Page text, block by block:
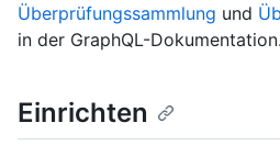
Überprüfungssammlung und
in der GraphQL-Dokumentation.
Einrichten